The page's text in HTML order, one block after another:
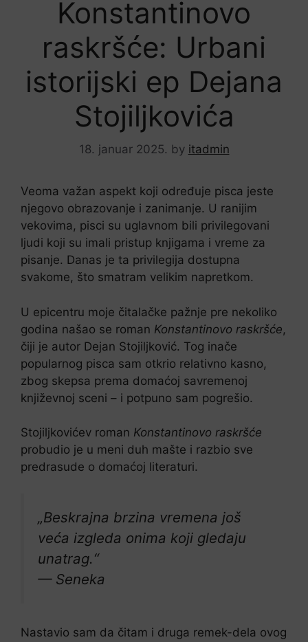
Konstantinovo
raskršće: Urbani
istorijski ep Dejana
Stojiljkovića
18. januar 2025. by itadmin
Veoma važan aspekt koji određuje pisca jeste
njegovo obrazovanje i zanimanje. U ranijim
vekovima, pisci su uglavnom bili privilegovani
ljudi koji su imali pristup knjigama i vreme za
pisanje. Danas je ta privilegija dostupna
svakome, što smatram velikim napretkom.
U epicentru moje čitalačke pažnje pre nekoliko
godina našao se roman Konstantinovo raskršće,
čiji je autor Dejan Stojiljković. Tog inače
popularnog pisca sam otkrio relativno kasno,
zbog skepsa prema domaćoj savremenoj
književnoj sceni – i potpuno sam pogrešio.
Stojiljkovićev roman Konstantinovo raskršće
probudio je u meni duh mašte i razbio sve
predrasude o domaćoj literaturi.
„Beskrajna brzina vremena još
veća izgleda onima koji gledaju
unatrag.“
— Seneka
Nastavio sam da čitam i druga remek-dela ovog